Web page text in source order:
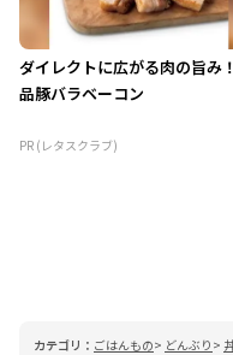
ダイレクトに広がる肉の旨み
品豚バラベーコン
PR (レタスクラブ)
カテゴリ： ごはんもの どんぶり